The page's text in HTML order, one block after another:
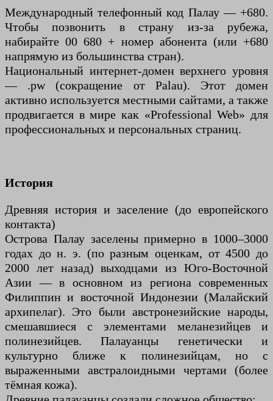
Международный телефонный код Палау — +680.
Чтобы позвонить в страну из-за рубежа,
набирайте 00 680 + номер абонента (или +680
напрямую из большинства стран).
Национальный интернет-домен верхнего уровня
— .pw (сокращение от Palau). Этот домен
активно используется местными сайтами, а также
продвигается в мире как «Professional Web» для
профессиональных и персональных страниц.
История
Древняя история и заселение (до европейского
контакта)
Острова Палау заселены примерно в 1000–3000
годах до н. э. (по разным оценкам, от 4500 до
2000 лет назад) выходцами из Юго-Восточной
Азии — в основном из региона современных
Филиппин и восточной Индонезии (Малайский
архипелаг). Это были австронезийские народы,
смешавшиеся с элементами меланезийцев и
полинезийцев. Палауанцы генетически и
культурно ближе к полинезийцам, но с
выраженными австралоидными чертами (более
тёмная кожа).